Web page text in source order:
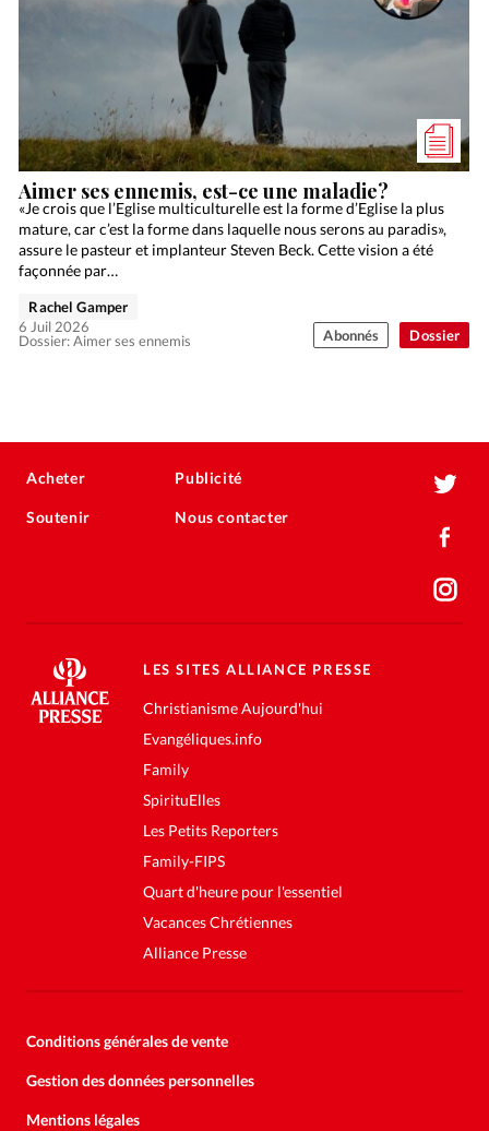
Dossier
Aimer ses ennemis, est-ce une maladie?
«Je crois que l’Eglise multiculturelle est la forme d’Eglise la plus
mature, car c’est la forme dans laquelle nous serons au paradis»,
assure le pasteur et implanteur Steven Beck. Cette vision a été
façonnée par…
Dossier: Aimer ses ennemis
Rachel Gamper
6 Juil 2026
Abonnés
Acheter
Soutenir
Publicité
Nous contacter
LES SITES ALLIANCE PRESSE
Christianisme Aujourd'hui
Evangéliques.info
Family
SpirituElles
Les Petits Reporters
Family-FIPS
Quart d'heure pour l'essentiel
Vacances Chrétiennes
Alliance Presse
Conditions générales de vente
Gestion des données personnelles
Mentions légales